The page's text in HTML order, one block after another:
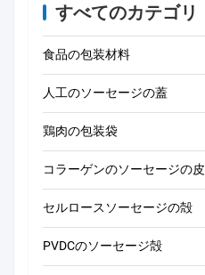
すべてのカテゴリ
食品の包装材料
人工のソーセージの蓋
鶏肉の包装袋
コラーゲンのソーセージの皮
セルロースソーセージの殻
PVDCのソーセージ殻